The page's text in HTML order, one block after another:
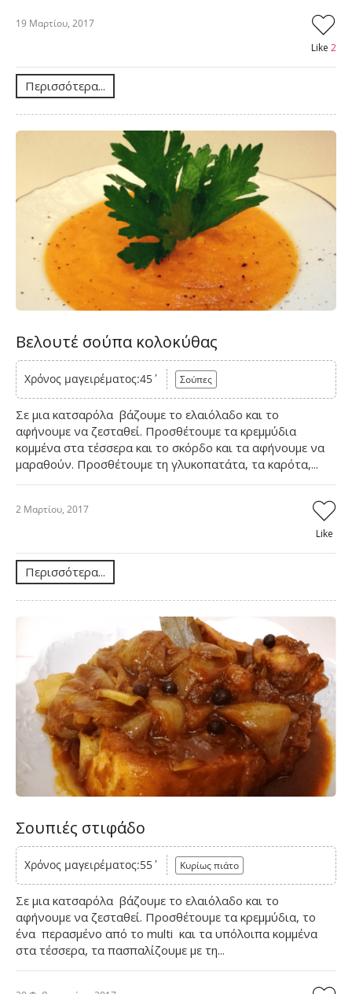
19 Μαρτίου, 2017
Like 2
Περισσότερα...
Βελουτέ σούπα κολοκύθας
Χρόνος μαγειρέματος:45΄ Σούπες
Σε μια κατσαρόλα βάζουμε το ελαιόλαδο και το
αφήνουμε να ζεσταθεί. Προσθέτουμε τα κρεμμύδια
κομμένα στα τέσσερα και το σκόρδο και τα αφήνουμε να
μαραθούν. Προσθέτουμε τη γλυκοπατάτα, τα καρότα,...
2 Μαρτίου, 2017
Like
Περισσότερα...
Σουπιές στιφάδο
Χρόνος μαγειρέματος:55΄ Κυρίως πιάτο
Σε μια κατσαρόλα βάζουμε το ελαιόλαδο και το
αφήνουμε να ζεσταθεί. Προσθέτουμε τα κρεμμύδια, το
ένα περασμένο από το multi και τα υπόλοιπα κομμένα
στα τέσσερα, τα πασπαλίζουμε με τη...